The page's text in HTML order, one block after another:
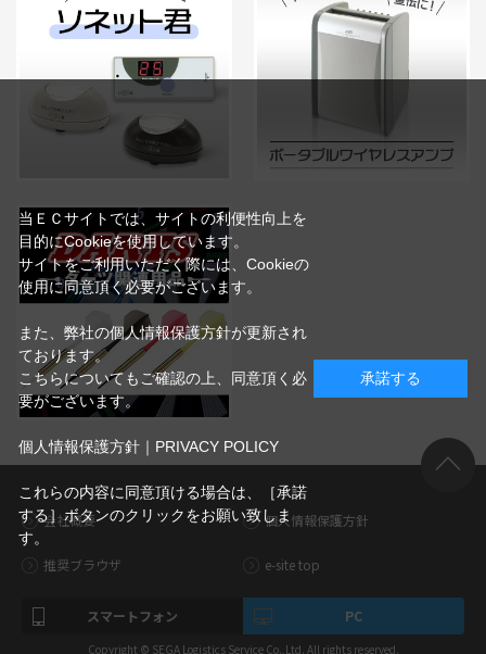
会社概要 個人情報保護方針
推奨ブラウザ e-site top
スマートフォン PC
Copyright © SEGA Logistics Service Co.,Ltd. All rights reserved.
当ＥＣサイトでは、サイトの利便性向上を
目的にCookieを使用しています。
サイトをご利用いただく際には、Cookieの
使用に同意頂く必要がございます。
また、弊社の個人情報保護方針が更新され
ております。
こちらについてもご確認の上、同意頂く必
要がございます。
個人情報保護方針｜PRIVACY POLICY
これらの内容に同意頂ける場合は、［承諾
する］ボタンのクリックをお願い致しま
す。
承諾する